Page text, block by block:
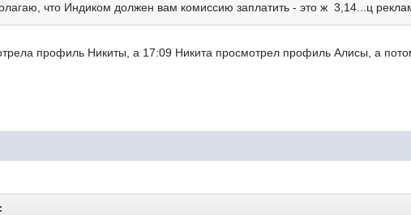
что Индиком должен вам комиссию заплатить - это ж 3,14...ц
профиль Никиты, а 17:09 Никита просмотрел профиль Алисы, а